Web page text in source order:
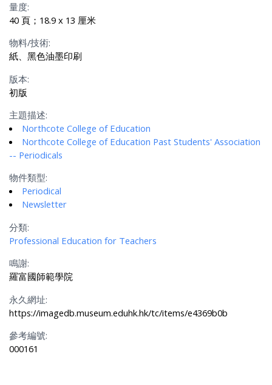
量度:
40 頁；18.9 x 13 厘米
物料/技術:
紙、黑色油墨印刷
版本:
初版
主題描述:
Northcote College of Education
Northcote College of Education Past Students' Association
-- Periodicals
物件類型:
Periodical
Newsletter
分類:
Professional Education for Teachers
鳴謝:
羅富國師範學院
永久網址:
https://imagedb.museum.eduhk.hk/tc/items/e4369b0b
參考編號:
000161